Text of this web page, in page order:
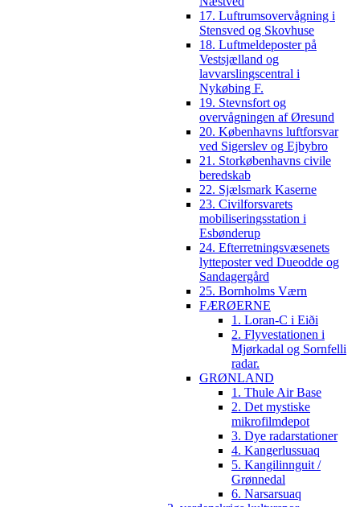
17. Luftrumsovervågning i
Stensved og Skovhuse
18. Luftmeldeposter på
Vestsjælland og
lavvarslingscentral i
Nykøbing F.
19. Stevnsfort og
overvågningen af Øresund
20. Københavns luftforsvar
ved Sigerslev og Ejbybro
21. Storkøbenhavns civile
beredskab
22. Sjælsmark Kaserne
23. Civilforsvarets
mobiliseringsstation i
Esbønderup
24. Efterretningsvæsenets
lytteposter ved Dueodde og
Sandagergård
25. Bornholms Værn
FÆRØERNE
1. Loran-C i Eiði
2. Flyvestationen i
Mjørkadal og Sornfelli
radar.
GRØNLAND
1. Thule Air Base
2. Det mystiske
mikrofilmdepot
3. Dye radarstationer
4. Kangerlussuaq
5. Kangilinnguit /
Grønnedal
6. Narsarsuaq